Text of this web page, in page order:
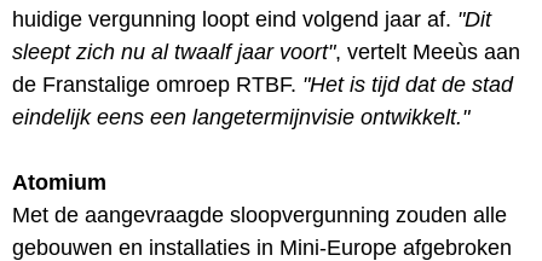
huidige vergunning loopt eind volgend jaar af. "Dit
sleept zich nu al twaalf jaar voort", vertelt Meeùs aan
de Franstalige omroep RTBF. "Het is tijd dat de stad
eindelijk eens een langetermijnvisie ontwikkelt."
Atomium
Met de aangevraagde sloopvergunning zouden alle
gebouwen en installaties in Mini-Europe afgebroken